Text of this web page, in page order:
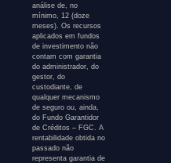
análise de, no
mínimo, 12 (doze
meses). Os recursos
aplicados em fundos
de investimento não
contam com garantia
do administrador, do
gestor, do
custodiante, de
qualquer mecanismo
de seguro ou, ainda,
do Fundo Garantidor
de Créditos – FGC. A
rentabilidade obtida no
passado não
representa garantia de